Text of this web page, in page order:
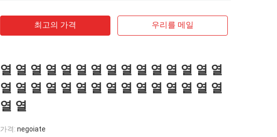
최고의 가격 우리를 메일
열 열 열 열 열 열 열 열 열 열 열 열 열 열 열
열 열 열 열 열 열 열 열 열 열 열 열 열 열 열
열 열
가격: negoiate